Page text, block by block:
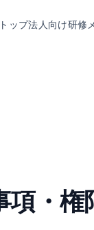
ップ法人向け研修
項・権